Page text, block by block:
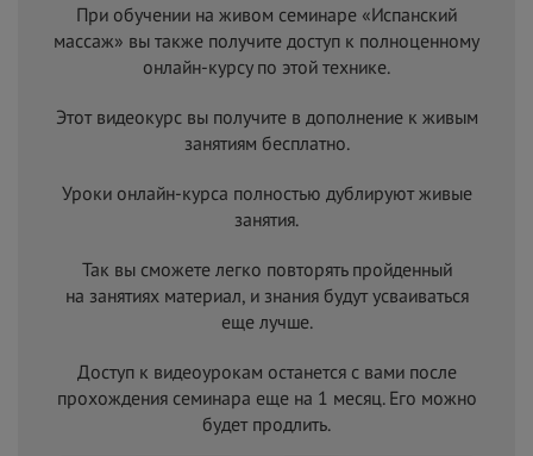
При обучении на живом семинаре «Испанский
массаж» вы также получите доступ к полноценному
онлайн-курсу по этой технике.
Этот видеокурс вы получите в дополнение к живым
занятиям бесплатно.
Уроки онлайн-курса полностью дублируют живые
занятия.
Так вы сможете легко повторять пройденный
на занятиях материал, и знания будут усваиваться
еще лучше.
Доступ к видеоурокам останется с вами после
прохождения семинара еще на 1 месяц. Его можно
будет продлить.